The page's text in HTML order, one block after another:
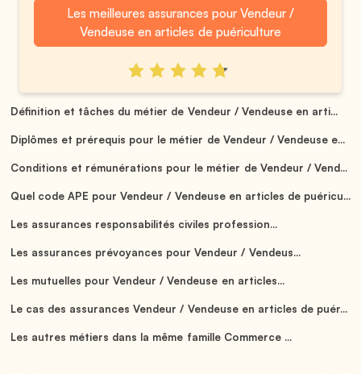
Les meilleures assurances pour Vendeur /
Vendeuse en articles de puériculture
Définition et tâches du métier de Vendeur / Vendeuse en arti...
Diplômes et prérequis pour le métier de Vendeur / Vendeuse e...
Conditions et rémunérations pour le métier de Vendeur / Vend...
Quel code APE pour Vendeur / Vendeuse en articles de puéricu...
Les assurances responsabilités civiles profession...
Les assurances prévoyances pour Vendeur / Vendeus...
Les mutuelles pour Vendeur / Vendeuse en articles...
Le cas des assurances Vendeur / Vendeuse en articles de puér...
Les autres métiers dans la même famille Commerce ...